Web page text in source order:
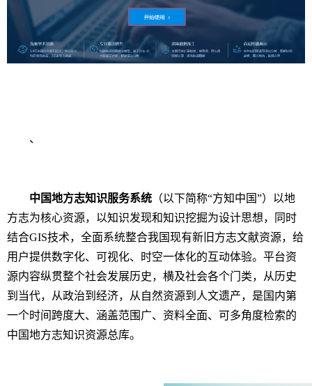
、
中国地方志知识服务系统 （以下简称“方知中国”）以地
方志为核心资源，以知识发现和知识挖掘为设计思想，同时
结合GIS技术，全面系统整合我国现有新旧方志文献资源，给
用户提供数字化、可视化、时空一体化的互动体验。平台资
源内容纵贯整个社会发展历史，横及社会各个门类，从历史
到当代，从政治到经济，从自然资源到人文遗产，是国内第
一个时间跨度大、涵盖范围广、资料全面、可多角度检索的
中国地方志知识资源总库。